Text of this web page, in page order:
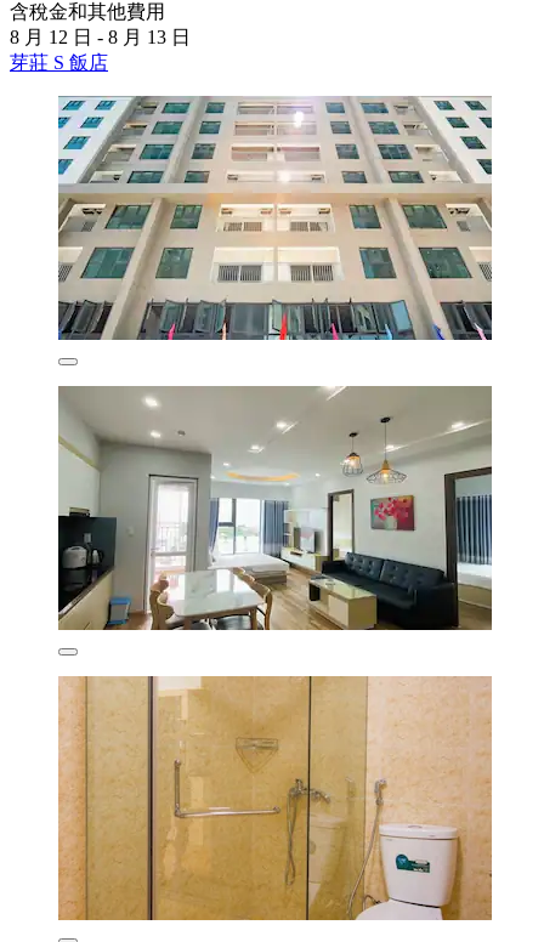
含稅金和其他費用
8 月 12 日 - 8 月 13 日
芽莊 S 飯店